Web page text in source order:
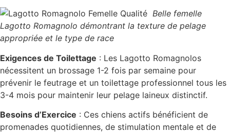
Belle femelle
Lagotto Romagnolo démontrant la texture de pelage
appropriée et le type de race
Exigences de Toilettage : Les Lagotto Romagnolos
nécessitent un brossage 1-2 fois par semaine pour
prévenir le feutrage et un toilettage professionnel tous les
3-4 mois pour maintenir leur pelage laineux distinctif.
Besoins d’Exercice : Ces chiens actifs bénéficient de
promenades quotidiennes, de stimulation mentale et de